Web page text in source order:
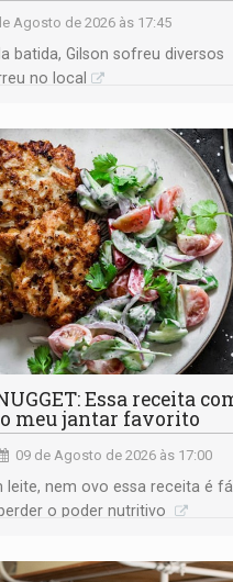
Agosto de 2026 às 17:45
batida, Gilson sofreu diversos
no local
Essa receita
meu jantar favorito
09 de Agosto de 2026 às 17:00
leite, nem ovo essa receita é
o poder nutritivo